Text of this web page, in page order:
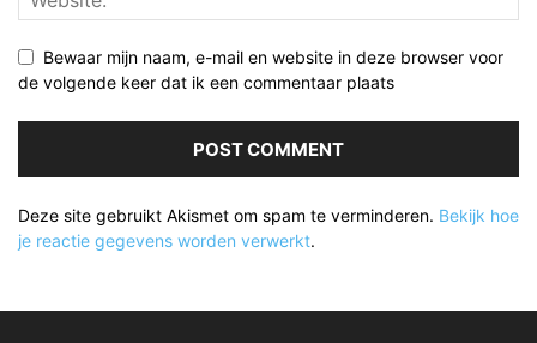
Bewaar mijn naam, e-mail en website in deze browser voor
de volgende keer dat ik een commentaar plaats
Deze site gebruikt Akismet om spam te verminderen. Bekijk hoe
je reactie gegevens worden verwerkt.